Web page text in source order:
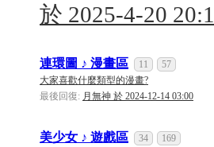
於 2025-4-20
連環圖 ♪ 漫畫區 11
57
大家喜歡什麼類型的漫畫?
最後回復: 月無神 於 2024-12-14 03:00
美少女 ♪ 遊戲區 34
169